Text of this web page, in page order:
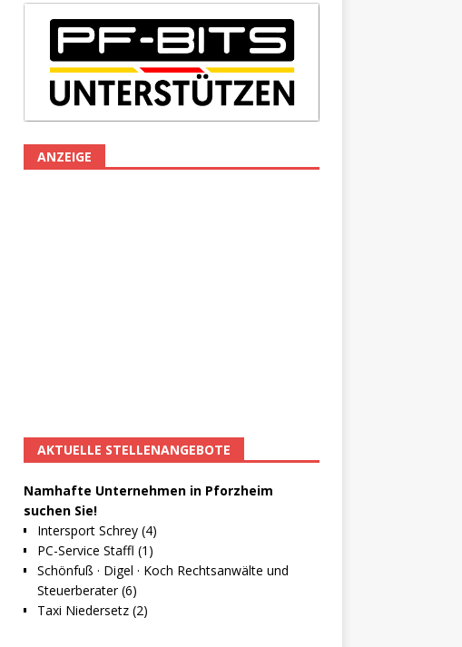
ANZEIGE
AKTUELLE STELLENANGEBOTE
Namhafte Unternehmen in Pforzheim
suchen Sie!
Intersport Schrey (4)
PC-Service Staffl (1)
Schönfuß · Digel · Koch Rechtsanwälte und
Steuerberater (6)
Taxi Niedersetz (2)